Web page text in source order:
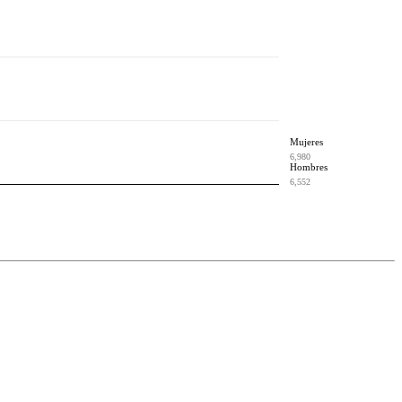
Mujeres
6,980
Hombres
6,552